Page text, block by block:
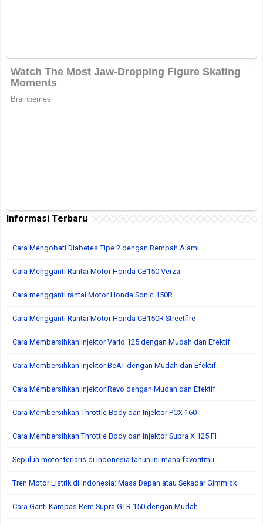
Informasi Terbaru
Cara Mengobati Diabetes Tipe 2 dengan Rempah Alami
Cara Mengganti Rantai Motor Honda CB150 Verza
Cara mengganti rantai Motor Honda Sonic 150R
Cara Mengganti Rantai Motor Honda CB150R Streetfire
Cara Membersihkan Injektor Vario 125 dengan Mudah dan Efektif
Cara Membersihkan Injektor BeAT dengan Mudah dan Efektif
Cara Membersihkan Injektor Revo dengan Mudah dan Efektif
Cara Membersihkan Throttle Body dan Injektor PCX 160
Cara Membersihkan Throttle Body dan Injektor Supra X 125 FI
Sepuluh motor terlaris di Indonesia tahun ini mana favoritmu
Tren Motor Listrik di Indonesia: Masa Depan atau Sekadar Gimmick
Cara Ganti Kampas Rem Supra GTR 150 dengan Mudah